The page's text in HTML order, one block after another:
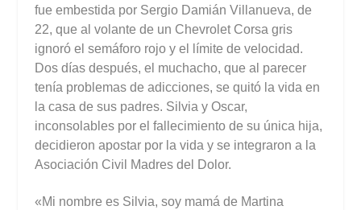
fue embestida por Sergio Damián Villanueva, de
22, que al volante de un Chevrolet Corsa gris
ignoró el semáforo rojo y el límite de velocidad.
Dos días después, el muchacho, que al parecer
tenía problemas de adicciones, se quitó la vida en
la casa de sus padres. Silvia y Oscar,
inconsolables por el fallecimiento de su única hija,
decidieron apostar por la vida y se integraron a la
Asociación Civil Madres del Dolor.
«Mi nombre es Silvia, soy mamá de Martina